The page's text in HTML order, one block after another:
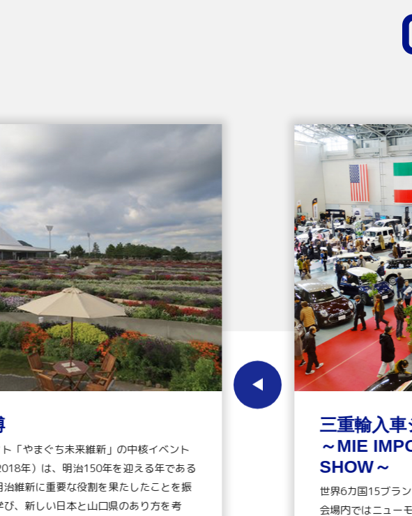
「やまぐち未来維新」の中核イベント
年）は、明治150年を迎える年である
維新に重要な役割を果たしたことを振
、新しい日本と山口県のあり方を考
三重輸入車
～MIE
SHOW～
世界6カ国15ブラ
会場内ではニュー